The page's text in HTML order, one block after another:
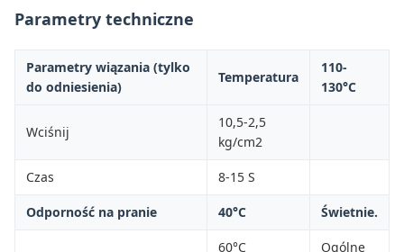
Parametry techniczne
Parametry wiązania (tylko
do odniesienia)
Temperatura
110-
130°C
Wciśnij
10,5-2,5
kg/cm2
Czas 8-15 S
Odporność na pranie 40°C Świetnie.
60°C Ogólne